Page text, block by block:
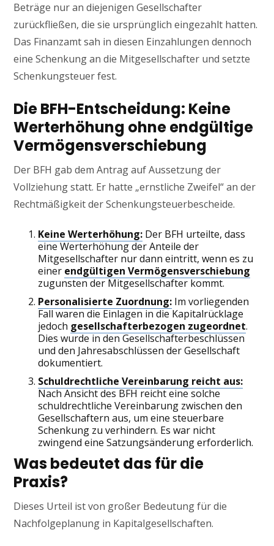
Beträge nur an diejenigen Gesellschafter
zurückfließen, die sie ursprünglich eingezahlt hatten.
Das Finanzamt sah in diesen Einzahlungen dennoch
eine Schenkung an die Mitgesellschafter und setzte
Schenkungsteuer fest.
Die BFH-Entscheidung: Keine
Werterhöhung ohne endgültige
Vermögensverschiebung
Der BFH gab dem Antrag auf Aussetzung der
Vollziehung statt. Er hatte „ernstliche Zweifel“ an der
Rechtmäßigkeit der Schenkungsteuerbescheide.
Keine Werterhöhung: Der BFH urteilte, dass
eine Werterhöhung der Anteile der
Mitgesellschafter nur dann eintritt, wenn es zu
einer endgültigen Vermögensverschiebung
zugunsten der Mitgesellschafter kommt.
Personalisierte Zuordnung: Im vorliegenden
Fall waren die Einlagen in die Kapitalrücklage
jedoch gesellschafterbezogen zugeordnet.
Dies wurde in den Gesellschafterbeschlüssen
und den Jahresabschlüssen der Gesellschaft
dokumentiert.
Schuldrechtliche Vereinbarung reicht aus:
Nach Ansicht des BFH reicht eine solche
schuldrechtliche Vereinbarung zwischen den
Gesellschaftern aus, um eine steuerbare
Schenkung zu verhindern. Es war nicht
zwingend eine Satzungsänderung erforderlich.
Was bedeutet das für die
Praxis?
Dieses Urteil ist von großer Bedeutung für die
Nachfolgeplanung in Kapitalgesellschaften.